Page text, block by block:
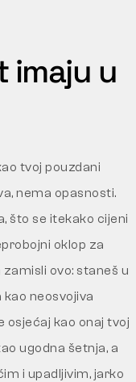
imaju u
tvoj pouzdani
nema opasnosti.
što se itekako cijeni
oklop za
ovo: staneš u
kao neosvojiva
osjećaj kao onaj tvoj
ugodna šetnja, a
i upadljivim, jarko